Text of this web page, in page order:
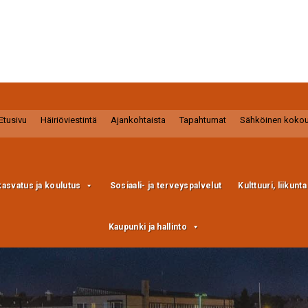
Häiriöviestintä Ajankohtaista Tapahtumat Sähköinen
ja koulutus Sosiaali- ja terveyspalvelut Kulttuuri,
Kaupunki ja hallinto